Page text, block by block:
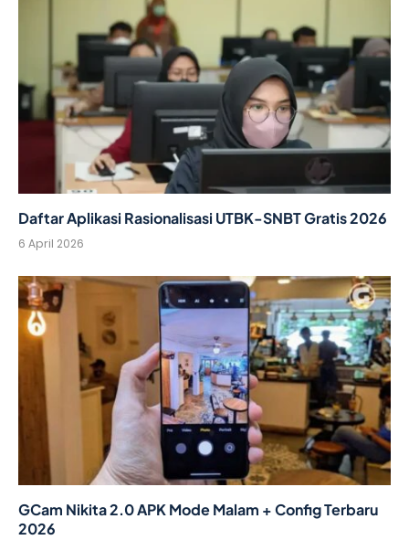
Daftar Aplikasi Rasionalisasi UTBK-SNBT Gratis 2026
6 April 2026
GCam Nikita 2.0 APK Mode Malam + Config Terbaru
2026